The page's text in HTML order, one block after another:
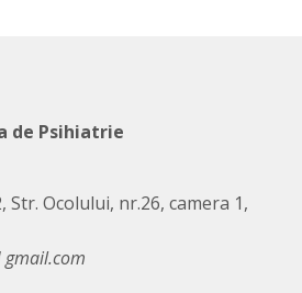
de Psihiatrie
Str. Ocolului, nr.26, camera 1,